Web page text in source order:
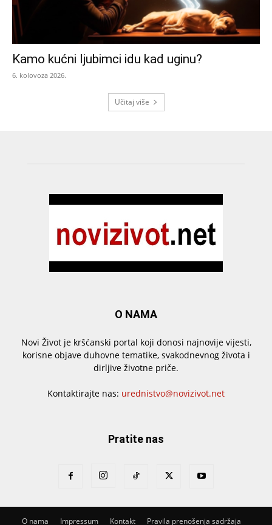
Kamo kućni ljubimci idu kad uginu?
6. kolovoza 2026.
Učitaj više
O NAMA
Novi Život je kršćanski portal koji donosi najnovije vijesti,
korisne objave duhovne tematike, svakodnevnog života i
dirljive životne priče.
Kontaktirajte nas: urednistvo@novizivot.net
Pratite nas
O nama Impressum Kontakt Pravila prenošenja sadržaja